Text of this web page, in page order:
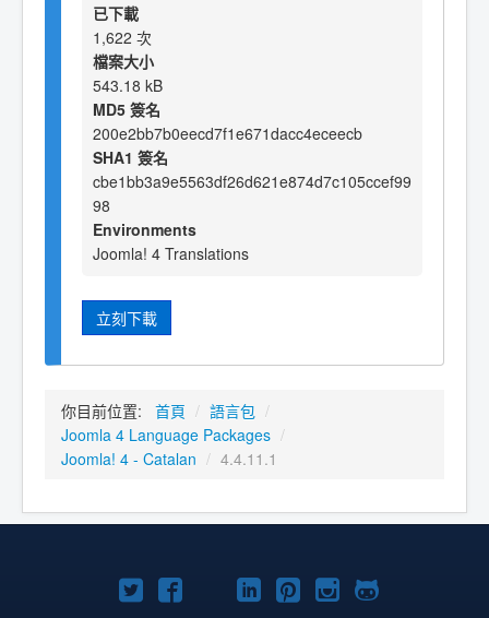
已下載
1,622 次
檔案大小
543.18 kB
MD5 簽名
200e2bb7b0eecd7f1e671dacc4eceecb
SHA1 簽名
cbe1bb3a9e5563df26d621e874d7c105ccef99
98
Environments
Joomla! 4 Translations
立刻下載
你目前位置: 首頁 / 語言包 /
Joomla 4 Language Packages /
Joomla! 4 - Catalan / 4.4.11.1
TwitterFacebookYouTube
Linkedln
Pinterest
Instagram
GitHub